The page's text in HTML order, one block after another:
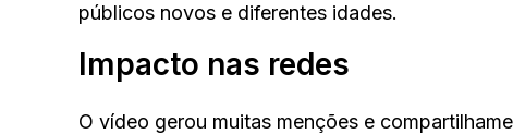
públicos novos e diferentes idades.
Impacto nas redes
O vídeo gerou muitas menções e